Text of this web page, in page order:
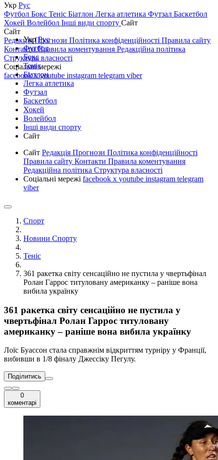
Укр Рус
Футбол Бокс Теніс Біатлон Легка атлетика Футзал Баскетбол
Хокей Волейбол Інші види спорту Сайт
Сайт
РедакціяПрогнози Політика конфіденційності Правила сайту
КонтактиПравила коментування Редакційна політика
Структура власності
Соціальні мережі
facebookxyoutube instagram telegram viber
УкрРус
Футбол
Бокс
Теніс
Біатлон
Легка атлетика
Футзал
Баскетбол
Хокей
Волейбол
Інші види спорту
Сайт
Сайт Редакція Прогнози Політика конфіденційності
Правила сайту Контакти Правила коментування
Редакційна політика Структура власності
Соціальні мережі facebook x youtube instagram telegram
viber
Спорт
Новини Спорту
Теніс
361 ракетка світу сенсаційно не пустила у чвертьфінал
Ролан Гаррос титуловану американку – раніше вона
вибила українку
361 ракетка світу сенсаційно не пустила у
чвертьфінал Ролан Гаррос титуловану
американку – раніше вона вибила українку
Лоїс Буассон стала справжнім відкриттям турніру у Франції,
вибивши в 1/8 фіналу Джессіку Пегулу.
Поділитись
0
коментарі